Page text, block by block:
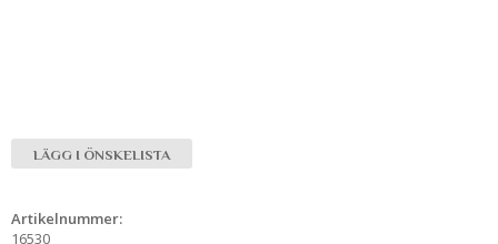
LÄGG I ÖNSKELISTA
Artikelnummer:
16530